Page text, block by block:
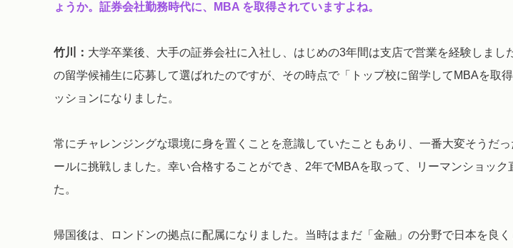
ょうか。証券会社勤務時代に、MBA を取得されていますよね。
竹川： 大学卒業後、大手の証券会社に入社し、はじめの3年間は支店で営業を経験しまし
の留学候補生に応募して選ばれたのですが、その時点で「トップ校に留学してMBAを取
ッションになりました。
常にチャレンジングな環境に身を置くことを意識していたこともあり、一番大変そうだ
ールに挑戦しました。幸い合格することができ、2年でMBAを取って、リーマンショック
た。
帰国後は、ロンドンの拠点に配属になりました。当時はまだ「金融」の分野で日本を良